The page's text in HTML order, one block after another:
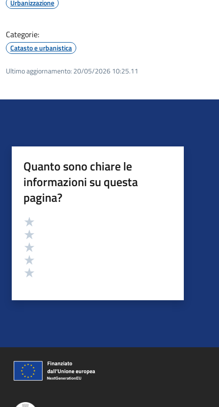
Urbanizzazione
Categorie:
Catasto e urbanistica
Ultimo aggiornamento: 20/05/2026 10:25.11
Quanto sono chiare le
informazioni su questa
pagina?
Valutazione